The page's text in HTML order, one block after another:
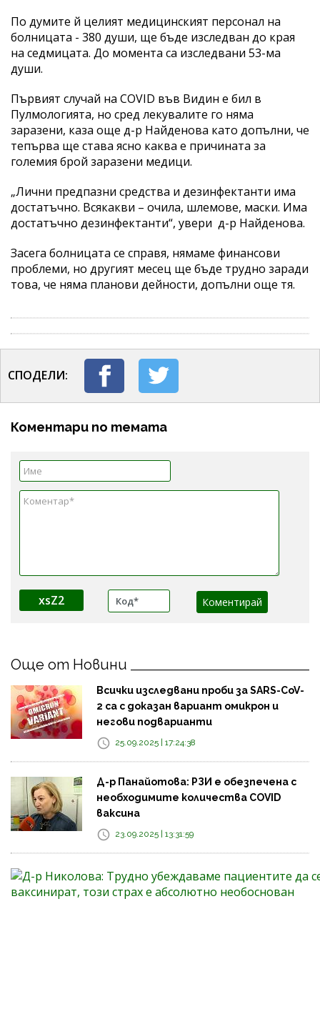
По думите й целият медицинският персонал на
болницата - 380 души, ще бъде изследван до края
на седмицата. До момента са изследвани 53-ма
души.
Първият случай на COVID във Видин е бил в
Пулмологията, но сред лекувалите го няма
заразени, каза още д-р Найденова като допълни, че
тепърва ще става ясно каква е причината за
големия брой заразени медици.
„Лични предпазни средства и дезинфектанти има
достатъчно. Всякакви – очила, шлемове, маски. Има
достатъчно дезинфектанти“, увери д-р Найденова.
Засега болницата се справя, нямаме финансови
проблеми, но другият месец ще бъде трудно заради
това, че няма планови дейности, допълни още тя.
СПОДЕЛИ:
Коментари по темата
xsZ2
Още от Новини
Всички изследвани проби за SARS-CoV-
2 са с доказан вариант омикрон и
негови подварианти
25.09.2025 | 17:24:38
Д-р Панайотова: РЗИ е обезпечена с
необходимите количества COVID
ваксина
23.09.2025 | 13:31:59